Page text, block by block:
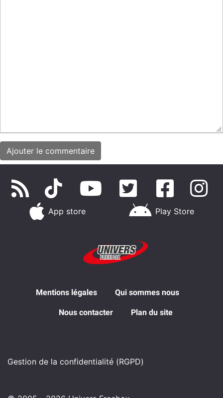
App store Play Store
Mentions légales Qui sommes nous
Nous contacter Plan du site
Gestion de la confidentialité (RGPD)